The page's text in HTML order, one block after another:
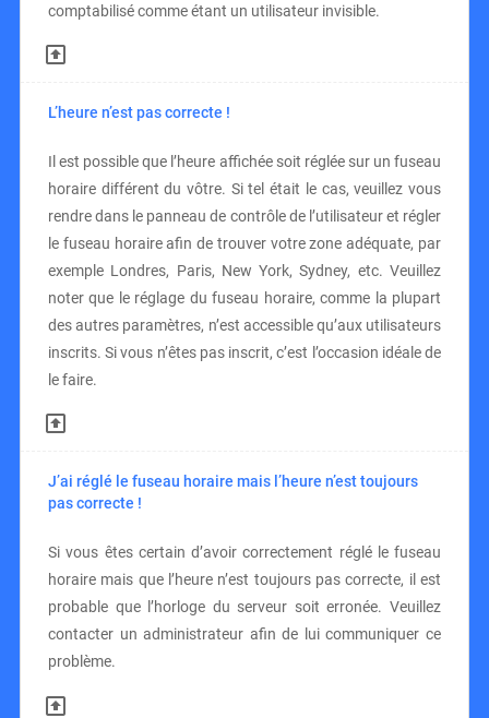
comptabilisé comme étant un utilisateur invisible.
L’heure n’est pas correcte !
Il est possible que l’heure affichée soit réglée sur un fuseau
horaire différent du vôtre. Si tel était le cas, veuillez vous
rendre dans le panneau de contrôle de l’utilisateur et régler
le fuseau horaire afin de trouver votre zone adéquate, par
exemple Londres, Paris, New York, Sydney, etc. Veuillez
noter que le réglage du fuseau horaire, comme la plupart
des autres paramètres, n’est accessible qu’aux utilisateurs
inscrits. Si vous n’êtes pas inscrit, c’est l’occasion idéale de
le faire.
J’ai réglé le fuseau horaire mais l’heure n’est toujours
pas correcte !
Si vous êtes certain d’avoir correctement réglé le fuseau
horaire mais que l’heure n’est toujours pas correcte, il est
probable que l’horloge du serveur soit erronée. Veuillez
contacter un administrateur afin de lui communiquer ce
problème.